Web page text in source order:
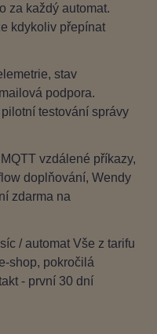
za každý automat.
kdykoliv přepínat
stav
podpora.
testování správy
vzdálené příkazy,
doplňování, Wendy
zdarma na
/ automat Vše z tarifu
pokročilá
- první 30 dní